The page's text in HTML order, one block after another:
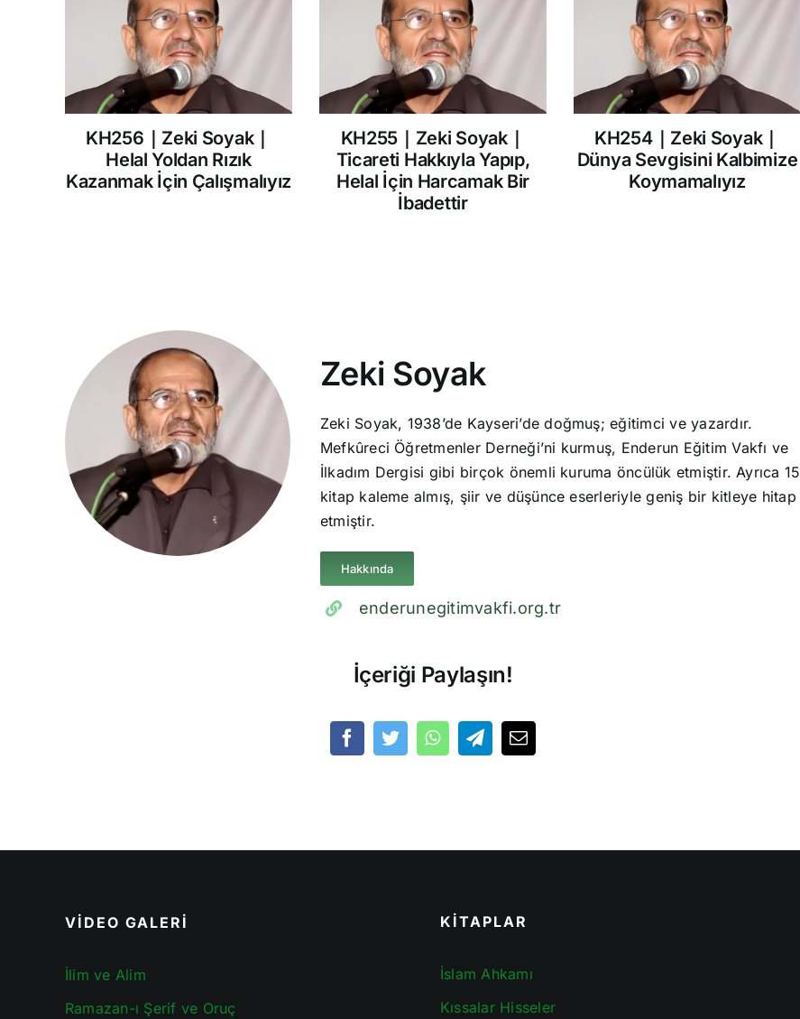
KH256｜Zeki Soyak｜
Helal Yoldan Rızık
Kazanmak İçin Çalışmalıyız
KH255｜Zeki Soyak｜
Ticareti Hakkıyla Yapıp,
Helal İçin Harcamak Bir
İbadettir
KH254｜Zeki Soyak｜
Dünya Sevgisini Kalbimize
Koymamalıyız
Zeki Soyak
Zeki Soyak, 1938’de Kayseri’de doğmuş; eğitimci ve yazardır.
Mefkûreci Öğretmenler Derneği’ni kurmuş, Enderun Eğitim Vakfı ve
İlkadım Dergisi gibi birçok önemli kuruma öncülük etmiştir. Ayrıca 15
kitap kaleme almış, şiir ve düşünce eserleriyle geniş bir kitleye hitap
etmiştir.
Hakkında
enderunegitimvakfi.org.tr
İçeriği Paylaşın!
VİDEO GALERİ
İlim ve Alim
Ramazan-ı Şerif ve Oruç
KİTAPLAR
İslam Ahkamı
Kıssalar Hisseler